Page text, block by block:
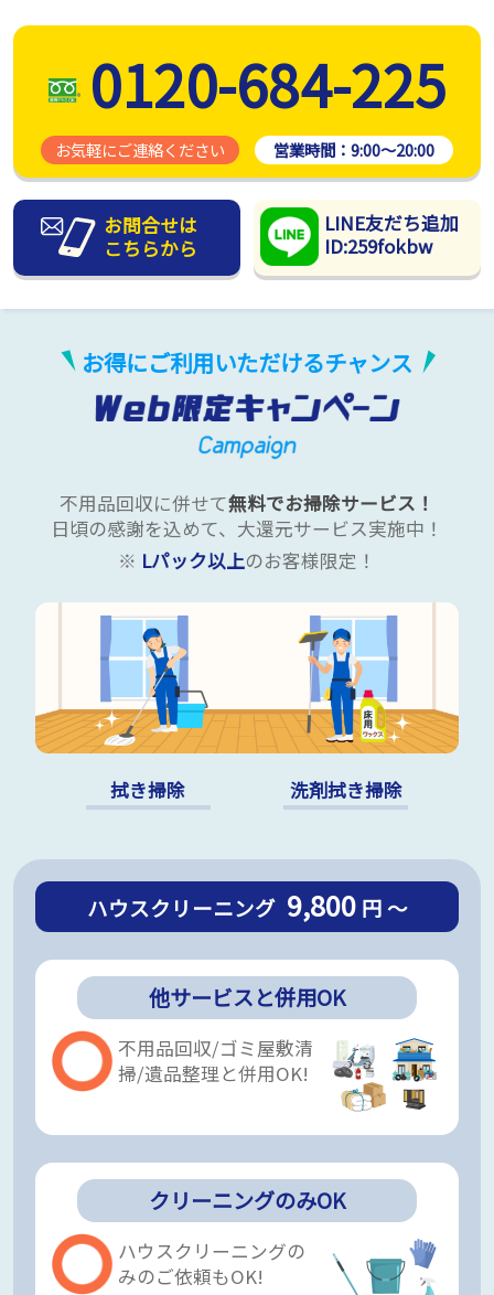
0120-684-225
お気軽にご連絡ください 営業時間： 9:00～20:00
お問合せは
こちらから
LINE友だち追加
ID:259fokbw
お得にご利用いただけるチャンス
不用品回収に併せて無料でお掃除サービス！
日頃の感謝を込めて、大還元サービス実施中！
※ Lパック以上のお客様限定！
拭き掃除 洗剤拭き掃除
ハウスクリーニング 9,800 円 ～
他サービスと併用OK
不用品回収/ゴミ屋敷清
掃/遺品整理と併用OK!
クリーニングのみOK
ハウスクリーニングの
みのご依頼もOK!